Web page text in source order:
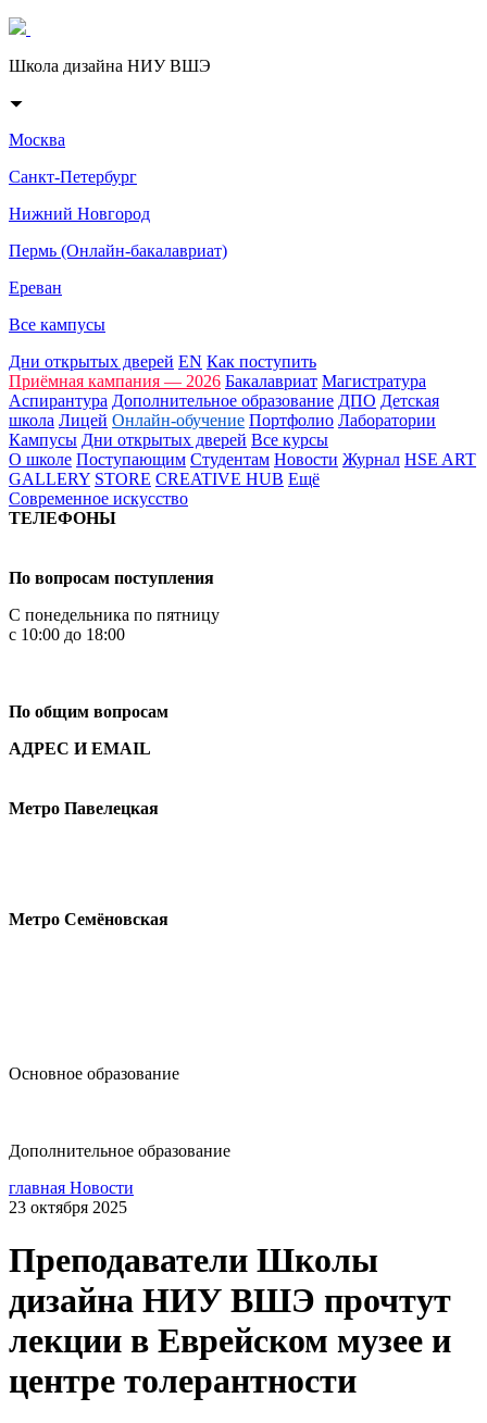
Школа дизайна НИУ ВШЭ
Москва
Санкт-Петербург
Нижний Новгород
Пермь (Онлайн-бакалавриат)
Ереван
Все кампусы
Дни открытых дверей EN Как поступить
Приёмная кампания — 2026 Бакалавриат Магистратура
Аспирантура Дополнительное образование ДПО Детская
школа Лицей Онлайн-обучение Портфолио Лаборатории
Кампусы Дни открытых дверей Все курсы
О школе Поступающим Студентам Новости Журнал HSE ART
GALLERY STORE CREATIVE HUB Ещё
Современное искусство
ТЕЛЕФОНЫ
По вопросам поступления
С понедельника по пятницу
с 10:00 до 18:00
По общим вопросам
АДРЕС И EMAIL
Метро Павелецкая
Метро Семёновская
Основное образование
Дополнительное образование
главная Новости
23 октября 2025
Преподаватели Школы
дизайна НИУ ВШЭ прочтут
лекции в Еврейском музее и
центре толерантности